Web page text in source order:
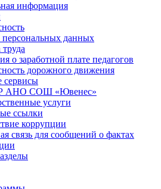
информация
персональных данных
о заработной плате педагогов
дорожного движения
сервисы
АНО СОШ «Ювенес»
услуги
ссылки
коррупции
связь для сообщений о фактах